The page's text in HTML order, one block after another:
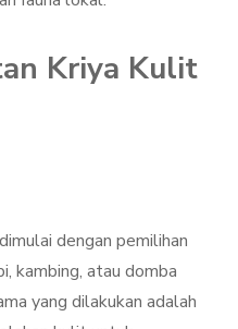
Kriya Kulit
dengan pemilihan
kambing, atau domba
yang dilakukan adalah